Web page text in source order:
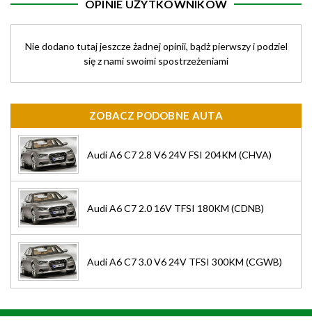
OPINIE UŻYTKOWNIKÓW
Nie dodano tutaj jeszcze żadnej opinii, bądż pierwszy i podziel
się z nami swoimi spostrzeżeniami
ZOBACZ PODOBNE AUTA
Audi A6 C7 2.8 V6 24V FSI 204KM (CHVA)
Audi A6 C7 2.0 16V TFSI 180KM (CDNB)
Audi A6 C7 3.0 V6 24V TFSI 300KM (CGWB)